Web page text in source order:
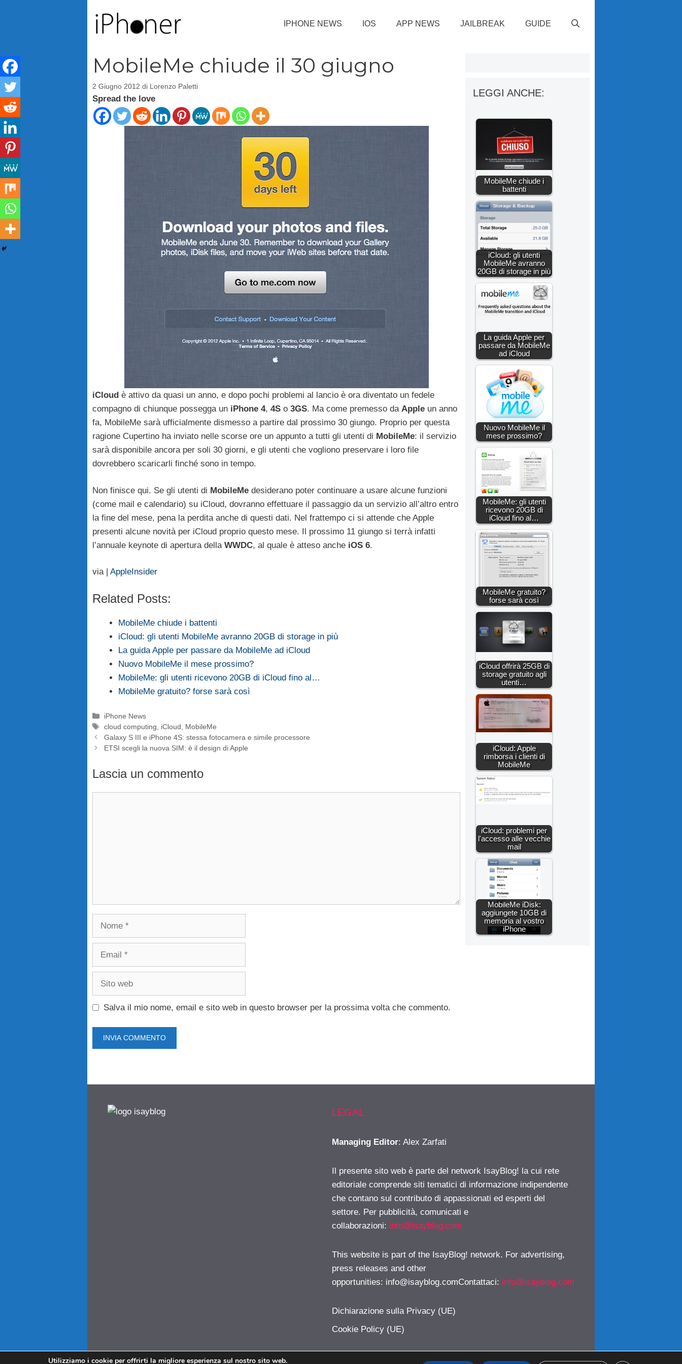
IPHONE NEWS IOS APP NEWS JAILBREAK GUIDE
MobileMe chiude il 30 giugno
2 Giugno 2012 di Lorenzo Paletti
Spread the love
iCloud è attivo da quasi un anno, e dopo pochi problemi al lancio è ora diventato un fedele
compagno di chiunque possegga un iPhone 4, 4S o 3GS. Ma come premesso da Apple un anno
fa, MobileMe sarà ufficialmente dismesso a partire dal prossimo 30 giungo. Proprio per questa
ragione Cupertino ha inviato nelle scorse ore un appunto a tutti gli utenti di MobileMe: il servizio
sarà disponibile ancora per soli 30 giorni, e gli utenti che vogliono preservare i loro file
dovrebbero scaricarli finché sono in tempo.
Non finisce qui. Se gli utenti di MobileMe desiderano poter continuare a usare alcune funzioni
(come mail e calendario) su iCloud, dovranno effettuare il passaggio da un servizio all’altro entro
la fine del mese, pena la perdita anche di questi dati. Nel frattempo ci si attende che Apple
presenti alcune novità per iCloud proprio questo mese. Il prossimo 11 giungo si terrà infatti
l’annuale keynote di apertura della WWDC, al quale è atteso anche iOS 6.
via | AppleInsider
Related Posts:
MobileMe chiude i battenti
iCloud: gli utenti MobileMe avranno 20GB di storage in più
La guida Apple per passare da MobileMe ad iCloud
Nuovo MobileMe il mese prossimo?
MobileMe: gli utenti ricevono 20GB di iCloud fino al…
MobileMe gratuito? forse sarà così
Categorie
iPhone News
Tag
cloud computing iCloud
MobileMe
Galaxy S III e iPhone 4S: stessa fotocamera e simile processore
ETSI scegli la nuova SIM: è il design di Apple
Lascia un commento
Salva il mio nome, email e sito web in questo browser per la prossima volta che commento.
LEGGI ANCHE:
MobileMe chiude i
battenti
iCloud: gli utenti
MobileMe avranno
20GB di storage in più
La guida Apple per
passare da MobileMe
ad iCloud
Nuovo MobileMe il
mese prossimo?
MobileMe: gli utenti
ricevono 20GB di
iCloud fino al…
MobileMe gratuito?
forse sarà così
iCloud offrirà 25GB di
storage gratuito agli
utenti…
iCloud: Apple
rimborsa i clienti di
MobileMe
iCloud: problemi per
l'accesso alle vecchie
mail
MobileMe iDisk:
aggiungete 10GB di
memoria al vostro
iPhone
LEGAL
Managing Editor: Alex Zarfati
Il presente sito web è parte del network IsayBlog! la cui rete
editoriale comprende siti tematici di informazione indipendente
che contano sul contributo di appassionati ed esperti del
settore. Per pubblicità, comunicati e
collaborazioni: info@isayblog.com
This website is part of the IsayBlog! network. For advertising,
press releases and other
opportunities: info@isayblog.comContattaci: info@isayblog.com
Dichiarazione sulla Privacy (UE)
Cookie Policy (UE)
Utilizziamo i cookie per offrirti la migliore esperienza sul nostro sito web.